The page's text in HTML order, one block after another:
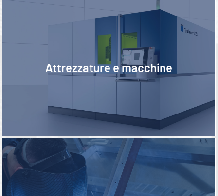
Attrezzature e macchine
Welding department